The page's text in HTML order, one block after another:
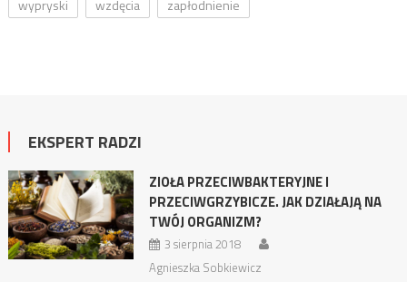
wypryski
wzdęcia zapłodnienie
EKSPERT RADZI
ZIOŁA PRZECIWBAKTERYJNE I
PRZECIWGRZYBICZE. JAK DZIAŁAJĄ NA
TWÓJ ORGANIZM?
3 sierpnia 2018
Agnieszka Sobkiewicz